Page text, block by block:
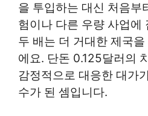
을 투입하는 대신 처음부
험이나 다른 우량 사업에
두 배는 더 거대한 제국
에요. 단돈 0.125달러의
감정적으로 대응한 대가
수가 된 셈입니다.